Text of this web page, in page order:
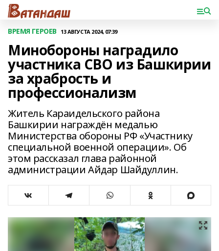
ВРЕМЯ ГЕРОЕВ 13 АВГУСТА 2024, 07:39
Минобороны наградило
участника СВО из Башкирии
за храбрость и
профессионализм
Житель Караидельского района
Башкирии награждён медалью
Министерства обороны РФ «Участнику
специальной военной операции». Об
этом рассказал глава районной
администрации Айдар Шайдуллин.